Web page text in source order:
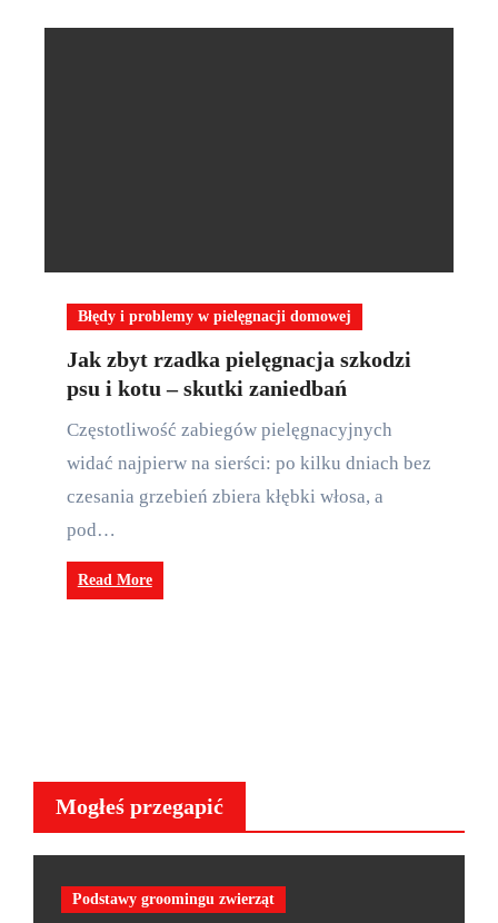
Błędy i problemy w pielęgnacji domowej
Jak zbyt rzadka pielęgnacja szkodzi
psu i kotu – skutki zaniedbań
Częstotliwość zabiegów pielęgnacyjnych
widać najpierw na sierści: po kilku dniach bez
czesania grzebień zbiera kłębki włosa, a
pod…
Read More
Mogłeś przegapić
Podstawy groomingu zwierząt